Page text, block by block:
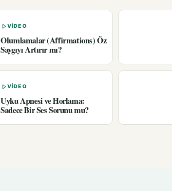
VIDEO
Olumlamalar (Affirmations) Öz
Saygıyı Artırır mı?
VIDEO
Uyku Apnesi ve Horlama:
Sadece Bir Ses Sorunu mu?